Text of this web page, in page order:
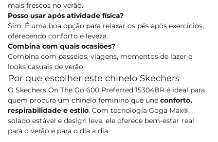
mais frescos no verão.
Posso usar após atividade física?
Sim. É uma boa opção para relaxar os pés após exercícios,
oferecendo conforto e leveza.
Combina com quais ocasiões?
Combina com passeios, viagens, momentos de lazer e
looks casuais de verão.
Por que escolher este chinelo Skechers
O Skechers On The Go 600 Preferred 15304BR é ideal para
quem procura um chinelo feminino que une conforto,
respirabilidade e estilo. Com tecnologia Goga Max®,
solado estável e design leve, ele oferece bem-estar real
para o verão e para o dia a dia.